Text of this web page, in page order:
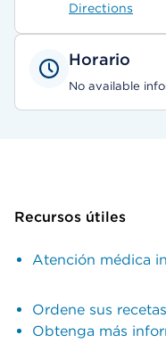
Directions
Horario
No available
Recursos útiles
Atención médica
Ordene sus
Obtenga más